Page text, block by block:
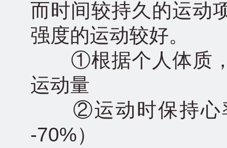
而时间较持久的运动
强度的运动较好。
①根据个人体质，
运动量
②运动时保持心率
-70%）